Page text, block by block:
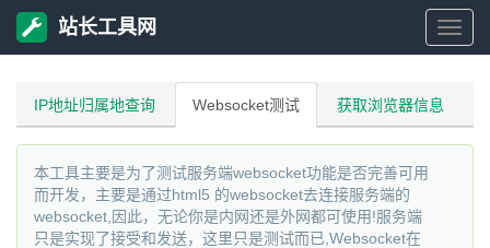
站
站长工具网
IP地址归属地查询 Websocket测试 获取浏览器信息
本工具主要是为了测试服务端websocket功能是否完善可用
而开发，主要是通过html5 的websocket去连接服务端的
websocket,因此，无论你是内网还是外网都可使用!服务端
只是实现了接受和发送，这里只是测试而已,Websocket在